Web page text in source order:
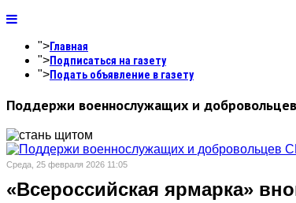
">Главная
">Подписаться на газету
">Подать объявление в газету
Поддержи военнослужащих и
Среда, 25 февраля 2026 11:05
«Всероссийская ярмарка»